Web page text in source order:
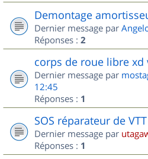
Demontage
Dernier message par
Réponses : 2
corps de roue libre xd
Dernier message par
12:45
Réponses : 1
SOS réparateur de
Dernier message par
Réponses : 1